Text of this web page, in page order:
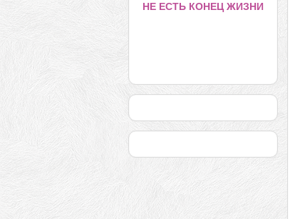
НЕ ЕСТЬ КОНЕЦ ЖИЗНИ